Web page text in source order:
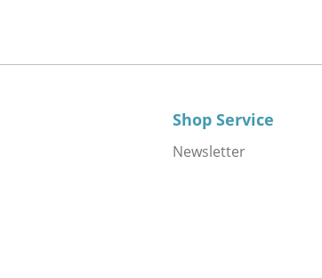
Shop Service
Newsletter